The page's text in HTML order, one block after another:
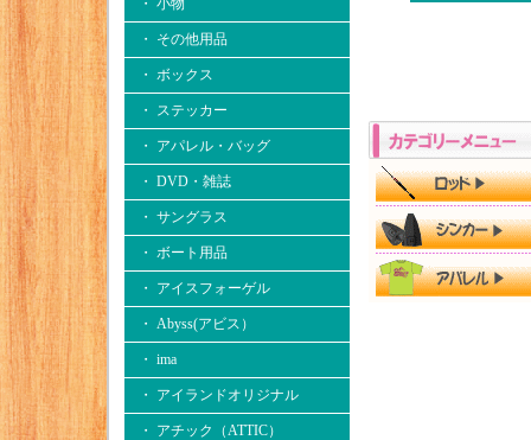
・ 小物
・ その他用品
・ ボックス
・ ステッカー
・ アパレル・バッグ
・ DVD・雑誌
・ サングラス
・ ボート用品
・ アイスフォーゲル
・ Abyss(アビス）
・ ima
・ アイランドオリジナル
・ アチック（ATTIC）